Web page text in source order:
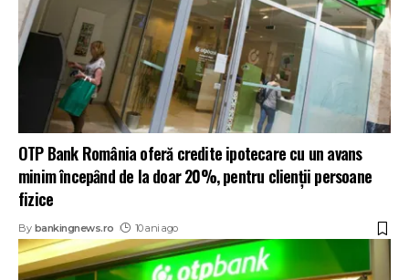
OTP Bank România oferă credite ipotecare cu un avans
minim începȃnd de la doar 20%, pentru clienții persoane
fizice
By bankingnews.ro 10 ani ago